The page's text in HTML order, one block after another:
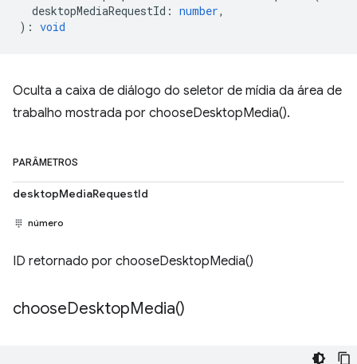
desktopMediaRequestId : number,
) : void
Oculta a caixa de diálogo do seletor de mídia da área de
trabalho mostrada por chooseDesktopMedia().
PARÂMETROS
desktopMediaRequestId
número
ID retornado por chooseDesktopMedia()
chooseDesktopMedia()